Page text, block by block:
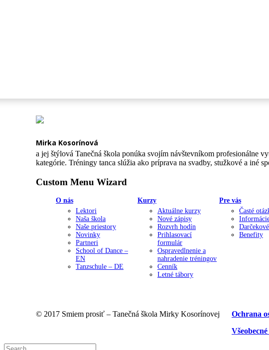
Mirka Kosorínová
a jej štýlová Tanečná škola ponúka svojím návštevníkom profesionálne
kategórie. Tréningy tanca slúžia ako príprava na svadby, stužkové a iné
Custom Menu Wizard
O nás
Lektori
Naša škola
Naše priestory
Novinky
Partneri
School of Dance –
EN
Tanzschule – DE
Kurzy
Aktuálne kurzy
Nové zápisy
Rozvrh hodín
Prihlasovací
formulár
Ospravedlnenie a
nahradenie tréningov
Cenník
Letné tábory
Pre vás
Časté
Benefity
© 2017 Smiem prosiť – Tanečná škola Mirky Kosorínovej
Ochrana